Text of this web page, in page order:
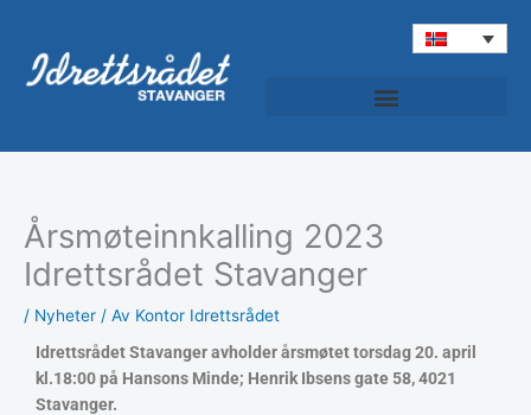
innholdet
Årsmøteinnkalling 2023
Idrettsrådet Stavanger
/ Nyheter / Av Kontor Idrettsrådet
Idrettsrådet Stavanger avholder årsmøtet torsdag 20. april
kl.18:00 på Hansons Minde; Henrik Ibsens gate 58, 4021
Stavanger.